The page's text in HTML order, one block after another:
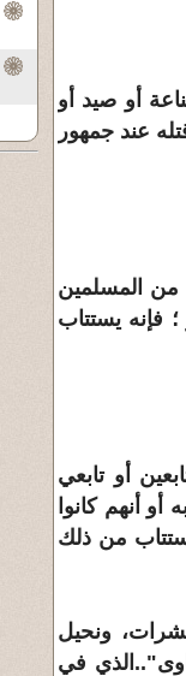
أو صيد أو
عند جمهور
من المسلمين
فإنه يستتاب
أو تابعي
أو أنهم كانوا
من ذلك
ونحيل
في